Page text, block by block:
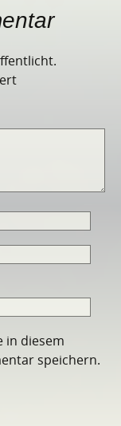
in diesem
speichern.